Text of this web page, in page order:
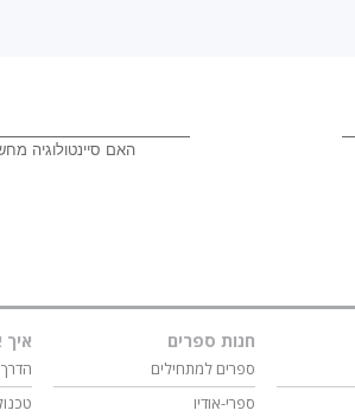
האם סיינטולוגיה
חנות ספרים
ספרים למתחילים
ספרי-אודיו
איך